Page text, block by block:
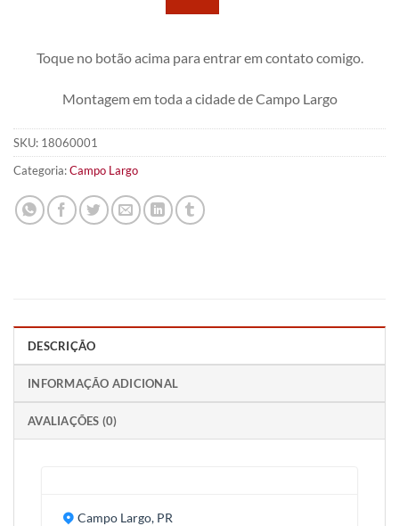
Toque no botão acima para entrar em contato comigo.
Montagem em toda a cidade de Campo Largo
SKU: 18060001
Categoria:Campo Largo
DESCRIÇÃO
INFORMAÇÃO ADICIONAL
AVALIAÇÕES (0)
Campo Largo, PR